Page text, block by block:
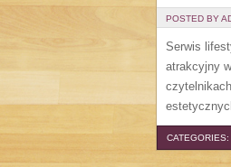
POSTED BY
Serwis
atrakcyjny
CATEGORIES: